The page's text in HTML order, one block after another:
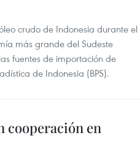
crudo de Indonesia durante el
más grande del Sudeste
fuentes de importación de
de Indonesia (BPS).
cooperación en